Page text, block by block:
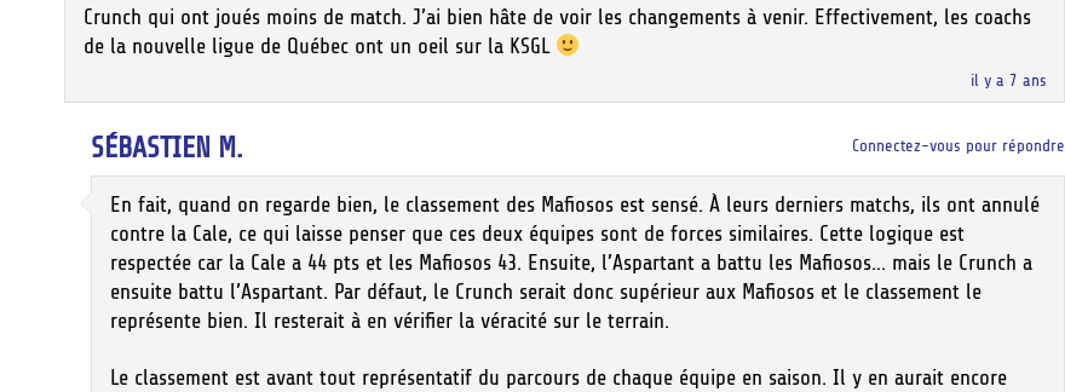
il y a 7 ans
Crunch qui ont joués moins de match. J’ai bien hâte de voir les changements à venir. Effectivement, les coachs
de la nouvelle ligue de Québec ont un oeil sur la KSGL
SÉBASTIEN M.
En fait, quand on regarde bien, le classement des Mafiosos est sensé. À leurs derniers matchs, ils ont annulé
contre la Cale, ce qui laisse penser que ces deux équipes sont de forces similaires. Cette logique est
respectée car la Cale a 44 pts et les Mafiosos 43. Ensuite, l’Aspartant a battu les Mafiosos… mais le Crunch a
ensuite battu l’Aspartant. Par défaut, le Crunch serait donc supérieur aux Mafiosos et le classement le
représente bien. Il resterait à en vérifier la véracité sur le terrain.
Le classement est avant tout représentatif du parcours de chaque équipe en saison. Il y en aurait encore
Connectez-vous pour répondre